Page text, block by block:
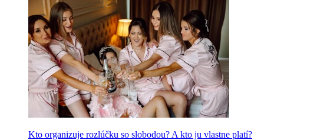
Kto organizuje rozlúčku so slobodou? A kto ju vlastne platí?